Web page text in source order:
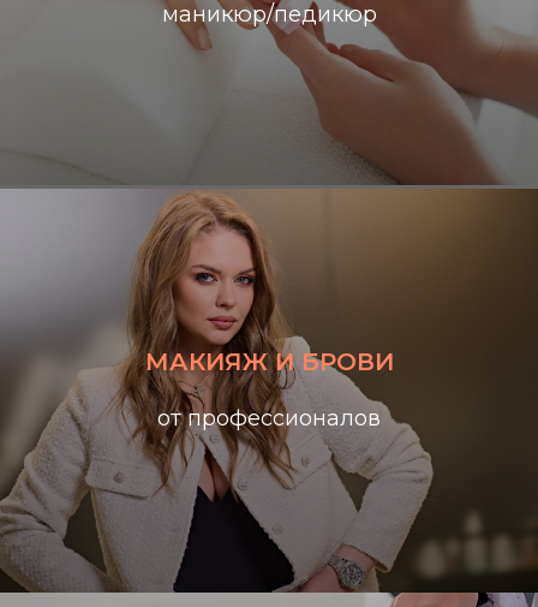
маникюр/педикюр
МАКИЯЖ И БРОВИ
от профессионалов